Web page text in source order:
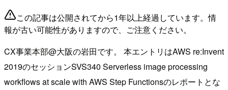
この記事は公開されてから1年以上経過しています。情
報が古い可能性がありますので、ご注意ください。
CX事業本部@大阪の岩田です。 本エントリはAWS re:Invent
2019のセッションSVS340 Serverless image processing
workflows at scale with AWS Step Functionsのレポートとな